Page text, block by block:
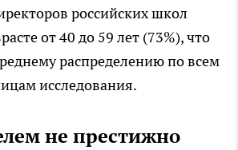
российских школ
от 40 до 59 лет (73%), что
распределению по всем
исследования.
не престижно